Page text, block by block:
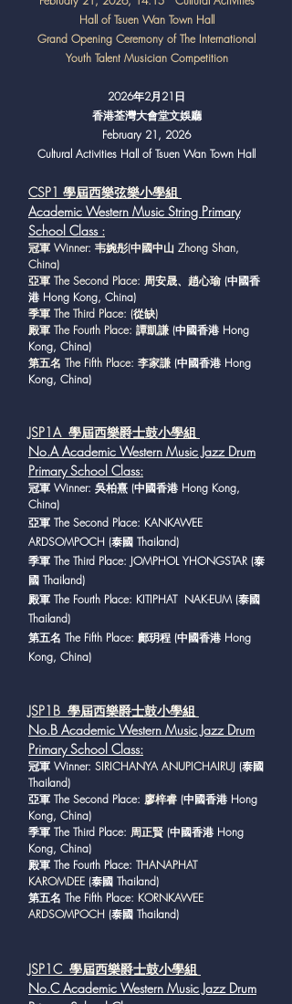
Hall of Tsuen Wan Town Hall
Grand Opening Ceremony of The International
Youth Talent Musician Competition
2026年2月21日
香港荃灣大會堂文娛廳
February 21, 2026
Cultural Activities Hall of Tsuen Wan Town Hall
CSP1 學屆西樂弦樂小學組
Academic Western Music String Primary
School Class:
冠軍 Winner: 韦婉彤(中國中山 Zhong Shan,
China)
亞軍 The Second Place: 周安晟、趙心瑜 (中國香
港 Hong Kong, China)
季軍 The Third Place: (從缺)
殿軍 The Fourth Place: 譚凱謙 (中國香港 Hong
Kong, China)
第五名 The Fifth Place: 李家謙 (中國香港 Hong
Kong, China)
JSP1A 學屆西樂爵士鼓小學組
No.A Academic Western Music Jazz Drum
Primary School Class:
冠軍 Winner: 吳柏熹 (中國香港 Hong Kong,
China)
亞軍 The Second Place: KANKAWEE
ARDSOMPOCH (泰國 Thailand)
季軍 The Third Place: JOMPHOL YHONGSTAR (泰
國 Thailand)
殿軍 The Fourth Place: KITIPHAT NAK-EUM (泰國
Thailand)
第五名 The Fifth Place: 鄺玥程 (中國香港 Hong
Kong, China)
JSP1B 學屆西樂爵士鼓小學組
No.B Academic Western Music Jazz Drum
Primary School Class:
冠軍 Winner: SIRICHANYA ANUPICHAIRUJ (泰國
Thailand)
亞軍 The Second Place: 廖梓睿 (中國香港 Hong
Kong, China)
季軍 The Third Place: 周正賢 (中國香港 Hong
Kong, China)
殿軍 The Fourth Place: THANAPHAT
KAROMDEE (泰國 Thailand)
第五名 The Fifth Place: KORNKAWEE
ARDSOMPOCH (泰國 Thailand)
JSP1C 學屆西樂爵士鼓小學組
No.C Academic Western Music Jazz Drum